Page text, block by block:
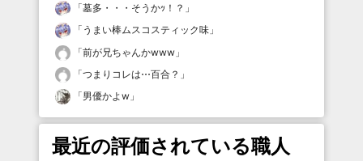
「墓多・・・そうかｯ！？ 」
「 うまい棒ムスコスティック味 」
「前が兄ちゃんかwww 」
「つまりコレは⋯百合？ 」
「男優かよw 」
最近の評価されている職人